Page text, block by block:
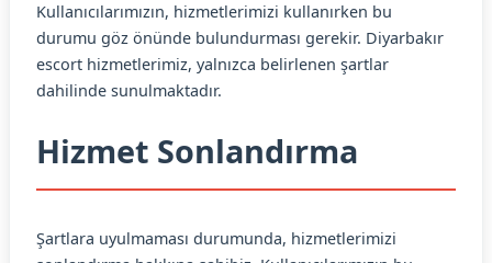
Kullanıcılarımızın, hizmetlerimizi kullanırken bu
durumu göz önünde bulundurması gerekir. Diyarbakır
escort hizmetlerimiz, yalnızca belirlenen şartlar
dahilinde sunulmaktadır.
Hizmet Sonlandırma
Şartlara uyulmaması durumunda, hizmetlerimizi